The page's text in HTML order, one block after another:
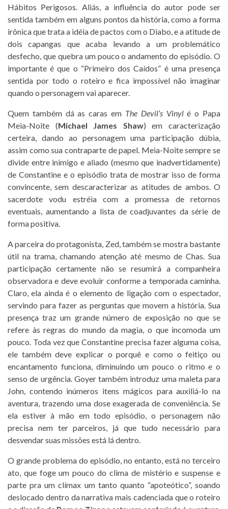
Hábitos Perigosos. Aliás, a influência do autor pode ser
sentida também em alguns pontos da história, como a forma
irônica que trata a idéia de pactos com o Diabo, e a atitude de
dois capangas que acaba levando a um problemático
desfecho, que quebra um pouco o andamento do episódio. O
importante é que o “Primeiro dos Caídos” é uma presença
sentida por todo o roteiro e fica impossível não imaginar
quando o personagem vai aparecer.
Quem também dá as caras em The Devil’s Vinylé o Papa
Meia-Noite (Michael James Shaw) em caracterização
certeira, dando ao personagem uma participação dúbia,
assim como sua contraparte de papel. Meia-Noite sempre se
divide entre inimigo e aliado (mesmo que inadvertidamente)
de Constantine e o episódio trata de mostrar isso de forma
convincente, sem descaracterizar as atitudes de ambos. O
sacerdote vodu estréia com a promessa de retornos
eventuais, aumentando a lista de coadjuvantes da série de
forma positiva.
A parceira do protagonista, Zed, também se mostra bastante
útil na trama, chamando atenção até mesmo de Chas. Sua
participação certamente não se resumirá a companheira
observadora e deve evoluir conforme a temporada caminha.
Claro, ela ainda é o elemento de ligação com o espectador,
servindo para fazer as perguntas que movem a história. Sua
presença traz um grande número de exposição no que se
refere às regras do mundo da magia, o que incomoda um
pouco. Toda vez que Constantine precisa fazer alguma coisa,
ele também deve explicar o porquê e como o feitiço ou
encantamento funciona, diminuindo um pouco o ritmo e o
senso de urgência. Goyer também introduz uma maleta para
John, contendo inúmeros itens mágicos para auxiliá-lo na
aventura, trazendo uma dose exagerada de conveniência. Se
ela estiver à mão em todo episódio, o personagem não
precisa nem ter parceiros, já que tudo necessário para
desvendar suas missões está lá dentro.
O grande problema do episódio, no entanto, está no terceiro
ato, que foge um pouco do clima de mistério e suspense e
parte pra um clímax um tanto quanto “apoteótico”, soando
deslocado dentro da narrativa mais cadenciada que o roteiro